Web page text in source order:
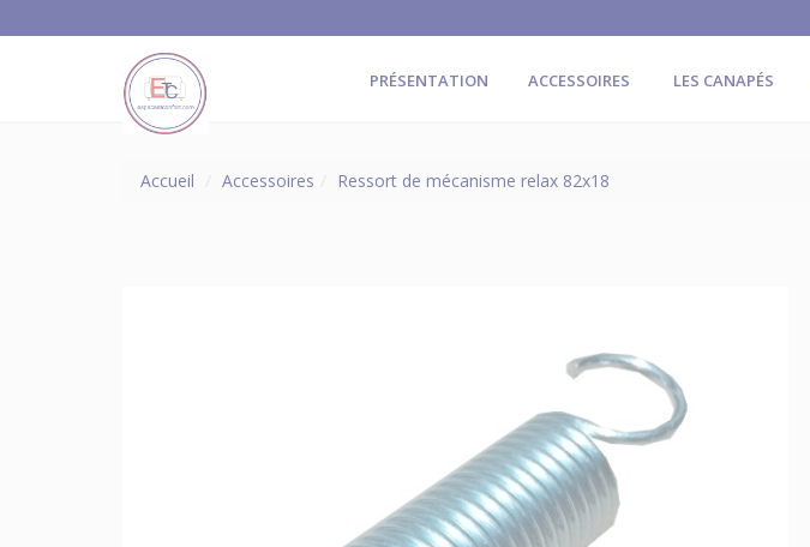
PRÉSENTATION ACCESSOIRES LES CANAPÉS
Accueil Accessoires Ressort de mécanisme relax 82x18